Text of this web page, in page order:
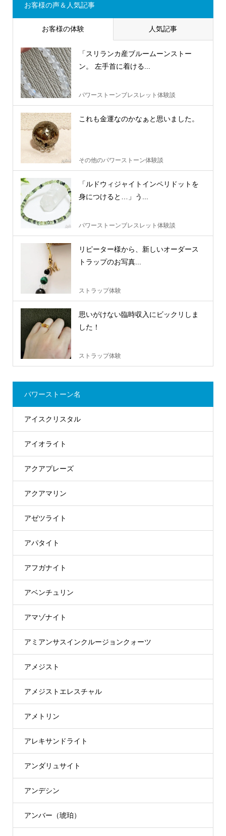
お客様の声＆人気記事
お客様の体験 人気記事
「スリランカ産ブルームーンストー
ン。 左手首に着ける...
パワーストーンブレスレット体験談
これも金運なのかなぁと思いました。
その他のパワーストーン体験談
「ルドウィジャイトインペリドットを
身につけると…」う...
パワーストーンブレスレット体験談
リピーター様から、新しいオーダース
トラップのお写真...
ストラップ体験
思いがけない臨時収入にビックリしま
した！
ストラップ体験
パワーストーン名
アイスクリスタル
アイオライト
アクアプレーズ
アクアマリン
アゼツライト
アパタイト
アフガナイト
アベンチュリン
アマゾナイト
アミアンサスインクルージョンクォーツ
アメジスト
アメジストエレスチャル
アメトリン
アレキサンドライト
アンダリュサイト
アンデシン
アンバー（琥珀）